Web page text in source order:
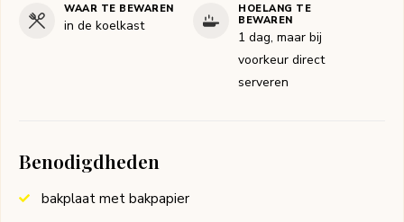
WAAR TE BEWAREN
in de koelkast
HOELANG TE
BEWAREN
1 dag, maar bij
voorkeur direct
serveren
Benodigdheden
bakplaat met bakpapier